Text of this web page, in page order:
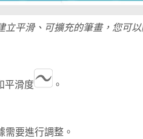
立平滑、可擴充的筆畫，您可以
平滑度 。
需要進行調整。